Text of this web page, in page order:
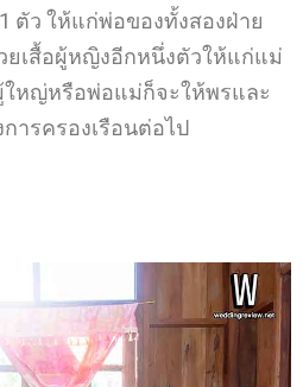
ตัว ให้แก่พ่อของทั้งสองฝ่าย
ยเสื้อผู้หญิงอีกหนึ่งตัวให้แก่แม่
หญ่หรือพ่อแม่ก็จะให้พรและ
ารครองเรือนต่อไป